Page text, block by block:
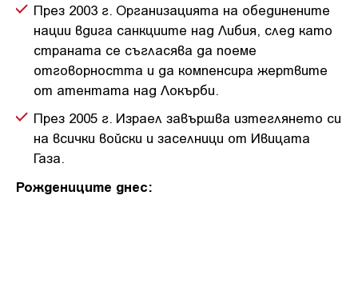
През 2003 г. Организацията на обединените
нации вдига санкциите над Либия, след като
страната се съгласява да поеме
отговорността и да компенсира жертвите
от атентата над Локърби.
През 2005 г. Израел завършва изтеглянето си
на всички войски и заселници от Ивицата
Газа.
Рождениците днес: